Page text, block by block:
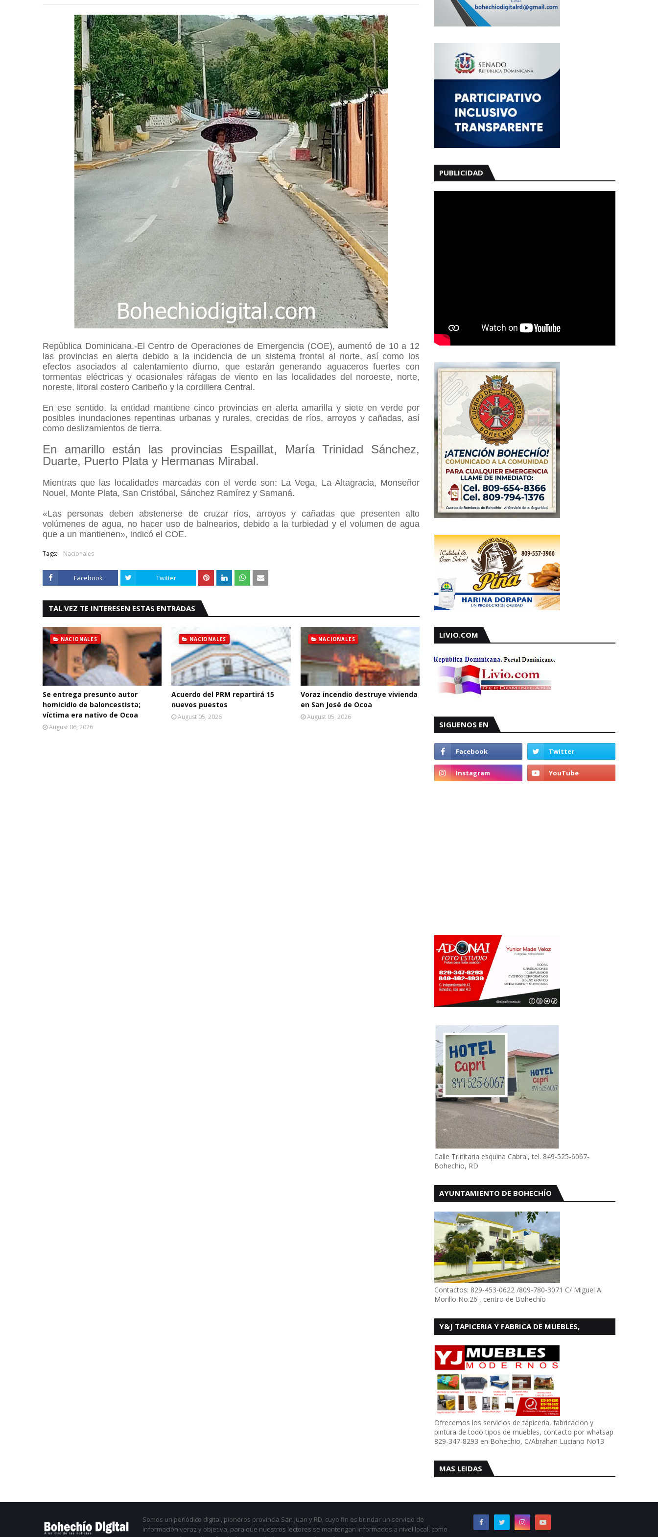
Repùblica Dominicana.-El Centro de Operaciones de Emergencia (COE), aumentó de 10 a 12
las provincias en alerta debido a la incidencia de un sistema frontal al norte, así como los
efectos asociados al calentamiento diurno, que estarán generando aguaceros fuertes con
tormentas eléctricas y ocasionales ráfagas de viento en las localidades del noroeste, norte,
noreste, litoral costero Caribeño y la cordillera Central.
En ese sentido, la entidad mantiene cinco provincias en alerta amarilla y siete en verde por
posibles inundaciones repentinas urbanas y rurales, crecidas de ríos, arroyos y cañadas, así
como deslizamientos de tierra.
En amarillo están las provincias Espaillat, María Trinidad Sánchez,
Duarte, Puerto Plata y Hermanas Mirabal.
Mientras que las localidades marcadas con el verde son: La Vega, La Altagracia, Monseñor
Nouel, Monte Plata, San Cristóbal, Sánchez Ramírez y Samaná.
«Las personas deben abstenerse de cruzar ríos, arroyos y cañadas que presenten alto
volúmenes de agua, no hacer uso de balnearios, debido a la turbiedad y el volumen de agua
que a un mantienen», indicó el COE.
Tags: Nacionales
Facebook Twitter
TAL VEZ TE INTERESEN ESTAS ENTRADAS
NACIONALES
Se entrega presunto autor
homicidio de baloncestista;
víctima era nativo de Ocoa
August 06, 2026
NACIONALES
Acuerdo del PRM repartirá 15
nuevos puestos
August 05, 2026
NACIONALES
Voraz incendio destruye vivienda
en San José de Ocoa
August 05, 2026
PUBLICIDAD
LIVIO.COM
SIGUENOS EN
Calle Trinitaria esquina Cabral, tel. 849-525-6067-
Bohechio, RD
AYUNTAMIENTO DE BOHECHÍO
Contactos: 829-453-0622 /809-780-3071 C/ Miguel A.
Morillo No.26 , centro de Bohechío
Y&J TAPICERIA Y FABRICA DE MUEBLES,
Ofrecemos los servicios de tapiceria, fabricacion y
pintura de todo tipos de muebles, contacto por whatsap
829-347-8293 en Bohechio, C/Abrahan Luciano No13
MAS LEIDAS
Somos un periódico digital, pioneros provincia San Juan y RD, cuyo fin es brindar un servicio de
información veraz y objetiva, para que nuestros lectores se mantengan informados a nivel local, como